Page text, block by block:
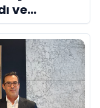
ve
Vizyon